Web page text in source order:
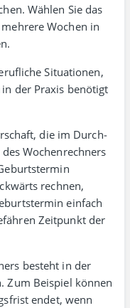
Wählen Sie das
Wochen in
Situationen,
der Praxis benötigt
die im Durch­
Wochenrechners
rechnen,
einfach
Zeit­punkt der
besteht in der
Zum Beispiel können
endet, wenn